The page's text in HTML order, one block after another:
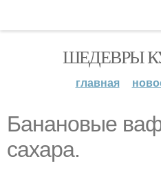
ШЕДЕВРЫ
главная
Банановые
сахара.